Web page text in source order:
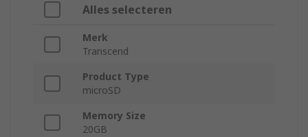
Alles selecteren
Merk
Transcend
Product Type
microSD
Memory Size
20GB